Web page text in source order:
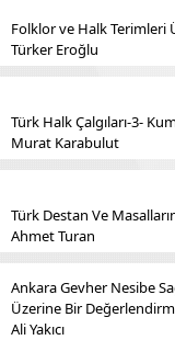
Folklor ve Halk Terimleri
Türker Eroğlu
Türk Halk Çalgıları-3-
Murat Karabulut
Türk Destan Ve
Ahmet Turan
Ankara Gevher Nesibe
Üzerine Bir
Ali Yakıcı